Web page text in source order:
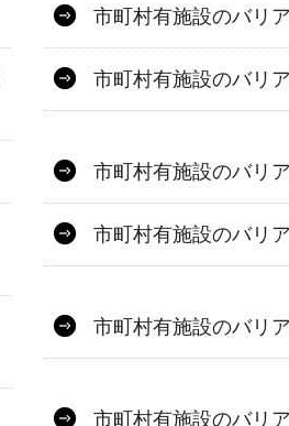
市町村有施設のバリ
市町村有施設のバリ
市町村有施設のバリ
市町村有施設のバリ
市町村有施設のバリ
市町村有施設のバリ